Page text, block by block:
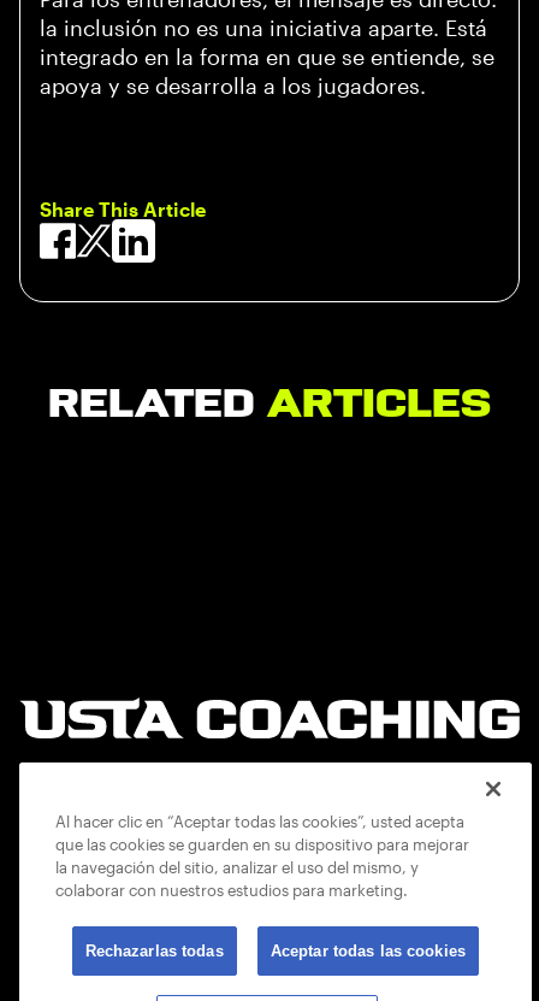
la inclusión no es una iniciativa aparte. Está
integrado en la forma en que se entiende, se
apoya y se desarrolla a los jugadores.
Share This Article
Related Articles
Términos de Uso USTA
POLÍTICA DE PRIVACIDAD
Carreras en la USTA
USTA.com
Encuentra un entrenador
Términos y condiciones del programa
Encuentre su cuenta USTA
Al hacer clic en “Aceptar todas las cookies”, usted acepta
que las cookies se guarden en su dispositivo para mejorar
la navegación del sitio, analizar el uso del mismo, y
colaborar con nuestros estudios para marketing.
Rechazarlas todas Aceptar todas las cookies